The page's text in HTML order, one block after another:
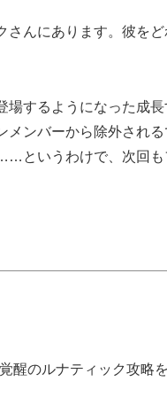
さんにあります。彼を
するようになった成
ンバーから除外され
というわけで、次回
醒のルナティック攻略